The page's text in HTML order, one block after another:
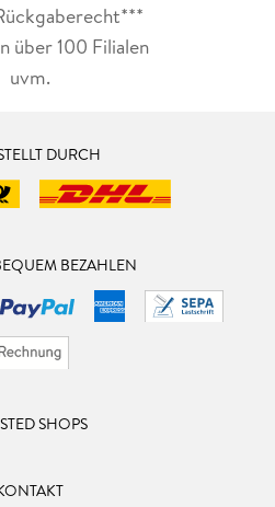
über 100 Filialen
uvm.
DURCH
BEZAHLEN
SHOPS